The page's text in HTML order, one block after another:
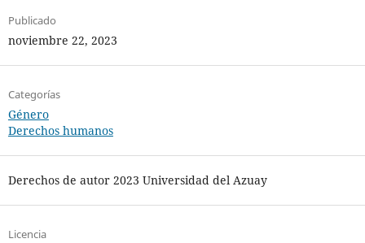
Publicado
noviembre 22, 2023
Categorías
Género
Derechos humanos
Derechos de autor 2023 Universidad del Azuay
Licencia